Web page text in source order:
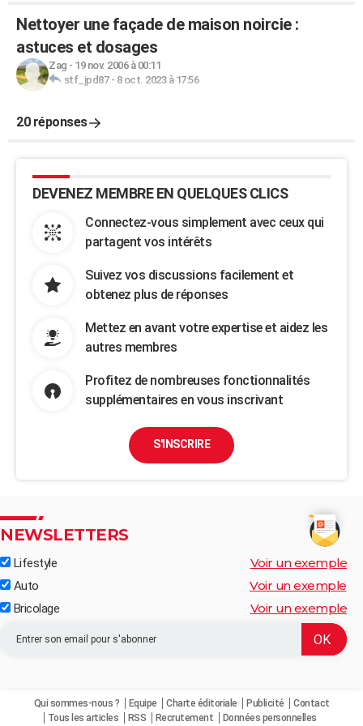
Nettoyer une façade de maison noircie :
astuces et dosages
Zag - 19 nov. 2006 à 00:11
stf_jpd87- 8 oct. 2023 à 17:56
20 réponses
DEVENEZ MEMBRE EN QUELQUES CLICS
Connectez-vous simplement avec ceux qui
partagent vos intérêts
Suivez vos discussions facilement et
obtenez plus de réponses
Mettez en avant votre expertise et aidez les
autres membres
Profitez de nombreuses fonctionnalités
supplémentaires en vous inscrivant
S'INSCRIRE
NEWSLETTERS
Lifestyle Voir un exemple
Auto Voir un exemple
Bricolage Voir un exemple
Qui sommes-nous ? Equipe Charte éditoriale Publicité
Contact
Tous les articles
RSS Recrutement Données personnelles